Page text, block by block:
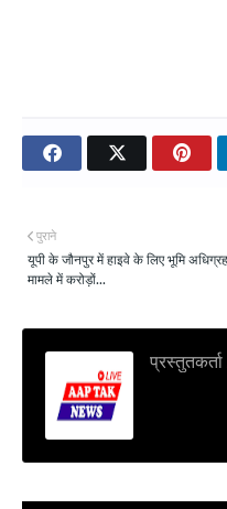
पुराने
यूपी के जौनपुर में हाइवे के लिए भूमि
मामले में करोड़ों...
प्रस्तुतकर्ता